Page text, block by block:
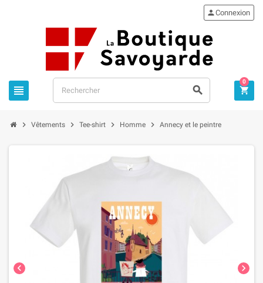
 
Connexion

0
 Vêtements  Tee-shirt  Homme  Annecy et le peintre
 